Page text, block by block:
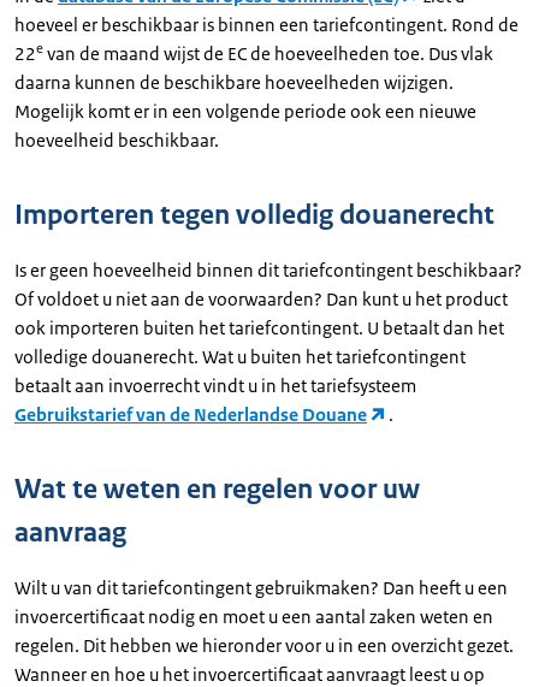
hoeveel er beschikbaar is binnen een tariefcontingent. Rond de
22e van de maand wijst de EC de hoeveelheden toe. Dus vlak
daarna kunnen de beschikbare hoeveelheden wijzigen.
Mogelijk komt er in een volgende periode ook een nieuwe
hoeveelheid beschikbaar.
Importeren tegen volledig douanerecht
Is er geen hoeveelheid binnen dit tariefcontingent beschikbaar?
Of voldoet u niet aan de voorwaarden? Dan kunt u het product
ook importeren buiten het tariefcontingent. U betaalt dan het
volledige douanerecht. Wat u buiten het tariefcontingent
betaalt aan invoerrecht vindt u in het tariefsysteem
Gebruikstarief van de Nederlandse Douane
.
Wat te weten en regelen voor uw
aanvraag
Wilt u van dit tariefcontingent gebruikmaken? Dan heeft u een
invoercertificaat nodig en moet u een aantal zaken weten en
regelen. Dit hebben we hieronder voor u in een overzicht gezet.
Wanneer en hoe u het invoercertificaat aanvraagt leest u op